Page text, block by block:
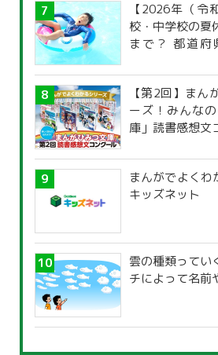
【2026年（令
校・中学校の夏
まで？ 都道府
【第2回】まん
ーズ！みんな
庫」読書感想文
まんがでよく
キッズネット
雲の種類って
チによって名前